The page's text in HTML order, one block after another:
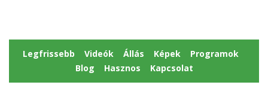
Legfrissebb Videók Állás Képek
Programok
Blog
Hasznos Kapcsolat